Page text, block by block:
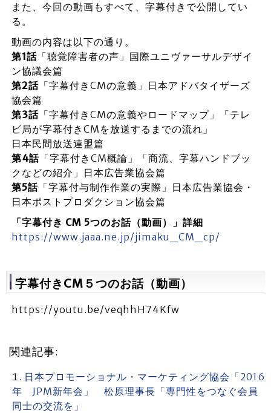
また、今回の動画もすべて、字幕付きで公開してい
る。
動画の内容は以下の通り。
第1話「聴覚障害者の声」国際ユニヴァーサルデザイ
ン協議会篇
第2話「字幕付きCMの意義」日本アドバタイザーズ
協会篇
第3話「字幕付きCMの意義やロードマップ」「テレ
ビ局が字幕付きCMを放送するまでの流れ」
日本民間放送連盟篇
第4話「字幕付きCM概論」「商流、字幕ハンドブッ
クなどの紹介」日本広告業協会篇
第5話「字幕付与制作作業の実際」日本広告業協会・
日本ポストプロダクション協会篇
「字幕付き CM 5つのお話（動画）」詳細
https://www.jaaa.ne.jp/jimaku_CM_cp/
字幕付きCM５つのお話（動画）
https://youtu.be/veqhhH74Kfw
関連記事:
日本プロモーショナル・マーケティング協会「2016
年 JPM新年会」 松原理事長「専門性をつなぐ会員
同士の交流を」